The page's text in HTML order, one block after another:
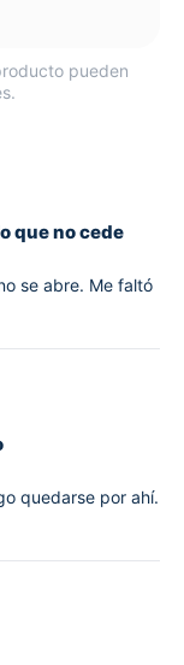
pueden
que no cede
se abre. Me faltó
quedarse por ahí.